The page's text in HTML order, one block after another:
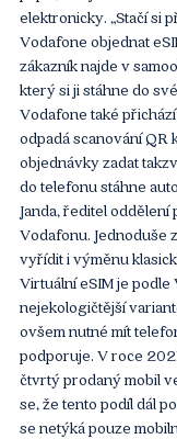
elektronicky. „Stačí si
Vodafone objednat
zákazník najde v
který si ji stáhne do
Vodafone také
odpadá scanování QR
objednávky zadat
do telefonu stáhne
Janda, ředitel oddělení
Vodafonu. Jednoduše
vyřídit i výměnu
Virtuální eSIM je podle
nejekologičtější
ovšem nutné mít
podporuje. V roce
čtvrtý prodaný mobil
se, že tento podíl dál
se netýká pouze